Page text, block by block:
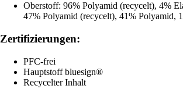
Oberstoff: 96% Polyamid (recycelt), 4%
47% Polyamid (recycelt), 41% Polyamid,
Zertifizierungen:
PFC-frei
Hauptstoff bluesign®
Recycelter Inhalt